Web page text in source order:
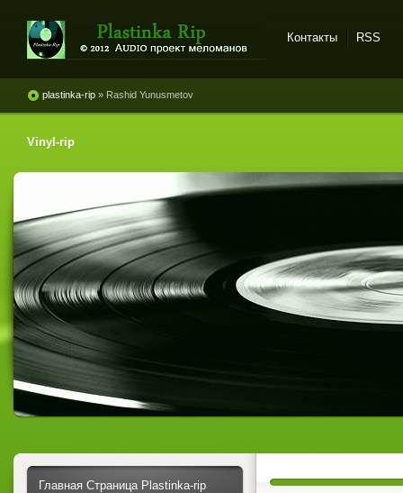
винила и магнитоальбомов
Контакты RSS
plastinka-rip » Rashid Yunusmetov
Vinyl-rip
Главная Страница Plastinka-rip